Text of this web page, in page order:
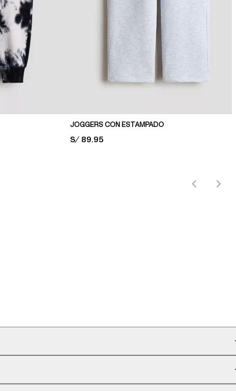
JOGGERS CON ESTAMPADO
PRICE:
S/ 89.95